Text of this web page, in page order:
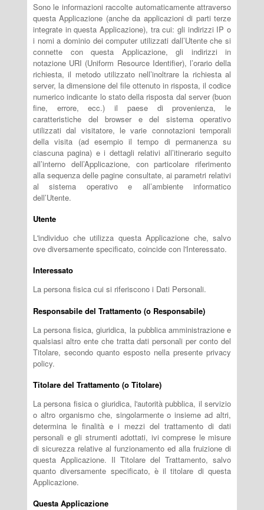
Sono le informazioni raccolte automaticamente attraverso
questa Applicazione (anche da applicazioni di parti terze
integrate in questa Applicazione), tra cui: gli indirizzi IP o
i nomi a dominio dei computer utilizzati dall’Utente che si
connette con questa Applicazione, gli indirizzi in
notazione URI (Uniform Resource Identifier), l’orario della
richiesta, il metodo utilizzato nell’inoltrare la richiesta al
server, la dimensione del file ottenuto in risposta, il codice
numerico indicante lo stato della risposta dal server (buon
fine, errore, ecc.) il paese di provenienza, le
caratteristiche del browser e del sistema operativo
utilizzati dal visitatore, le varie connotazioni temporali
della visita (ad esempio il tempo di permanenza su
ciascuna pagina) e i dettagli relativi all’itinerario seguito
all’interno dell’Applicazione, con particolare riferimento
alla sequenza delle pagine consultate, ai parametri relativi
al sistema operativo e all’ambiente informatico
dell’Utente.
Utente
L'individuo che utilizza questa Applicazione che, salvo
ove diversamente specificato, coincide con l'Interessato.
Interessato
La persona fisica cui si riferiscono i Dati Personali.
Responsabile del Trattamento (o Responsabile)
La persona fisica, giuridica, la pubblica amministrazione e
qualsiasi altro ente che tratta dati personali per conto del
Titolare, secondo quanto esposto nella presente privacy
policy.
Titolare del Trattamento (o Titolare)
La persona fisica o giuridica, l'autorità pubblica, il servizio
o altro organismo che, singolarmente o insieme ad altri,
determina le finalità e i mezzi del trattamento di dati
personali e gli strumenti adottati, ivi comprese le misure
di sicurezza relative al funzionamento ed alla fruizione di
questa Applicazione. Il Titolare del Trattamento, salvo
quanto diversamente specificato, è il titolare di questa
Applicazione.
Questa Applicazione